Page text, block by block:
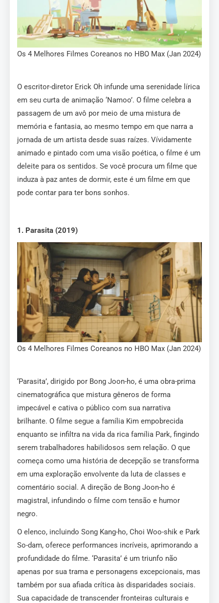
Os 4 Melhores Filmes Coreanos no HBO Max (Jan 2024)
O escritor-diretor Erick Oh infunde uma serenidade lírica
em seu curta de animação ‘Namoo’. O filme celebra a
passagem de um avô por meio de uma mistura de
memória e fantasia, ao mesmo tempo em que narra a
jornada de um artista desde suas raízes. Vívidamente
animado e pintado com uma visão poética, o filme é um
deleite para os sentidos. Se você procura um filme que
induza à paz antes de dormir, este é um filme em que
pode contar para ter bons sonhos.
1. Parasita (2019)
Os 4 Melhores Filmes Coreanos no HBO Max (Jan 2024)
‘Parasita’, dirigido por Bong Joon-ho, é uma obra-prima
cinematográfica que mistura gêneros de forma
impecável e cativa o público com sua narrativa
brilhante. O filme segue a família Kim empobrecida
enquanto se infiltra na vida da rica família Park, fingindo
serem trabalhadores habilidosos sem relação. O que
começa como uma história de decepção se transforma
em uma exploração envolvente da luta de classes e
comentário social. A direção de Bong Joon-ho é
magistral, infundindo o filme com tensão e humor
negro.
O elenco, incluindo Song Kang-ho, Choi Woo-shik e Park
So-dam, oferece performances incríveis, aprimorando a
profundidade do filme. ‘Parasita’ é um triunfo não
apenas por sua trama e personagens excepcionais, mas
também por sua afiada crítica às disparidades sociais.
Sua capacidade de transcender fronteiras culturais e